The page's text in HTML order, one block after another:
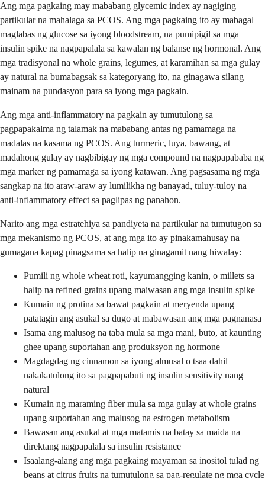
Ang mga pagkaing may mababang glycemic index ay nagiging
partikular na mahalaga sa PCOS. Ang mga pagkaing ito ay mabagal
maglabas ng glucose sa iyong bloodstream, na pumipigil sa mga
insulin spike na nagpapalala sa kawalan ng balanse ng hormonal. Ang
mga tradisyonal na whole grains, legumes, at karamihan sa mga gulay
ay natural na bumabagsak sa kategoryang ito, na ginagawa silang
mainam na pundasyon para sa iyong mga pagkain.
Ang mga anti-inflammatory na pagkain ay tumutulong sa
pagpapakalma ng talamak na mababang antas ng pamamaga na
madalas na kasama ng PCOS. Ang turmeric, luya, bawang, at
madahong gulay ay nagbibigay ng mga compound na nagpapababa ng
mga marker ng pamamaga sa iyong katawan. Ang pagsasama ng mga
sangkap na ito araw-araw ay lumilikha ng banayad, tuluy-tuloy na
anti-inflammatory effect sa paglipas ng panahon.
Narito ang mga estratehiya sa pandiyeta na partikular na tumutugon sa
mga mekanismo ng PCOS, at ang mga ito ay pinakamahusay na
gumagana kapag pinagsama sa halip na ginagamit nang hiwalay:
Pumili ng whole wheat roti, kayumangging kanin, o millets sa
halip na refined grains upang maiwasan ang mga insulin spike
Kumain ng protina sa bawat pagkain at meryenda upang
patatagin ang asukal sa dugo at mabawasan ang mga pagnanasa
Isama ang malusog na taba mula sa mga mani, buto, at kaunting
ghee upang suportahan ang produksyon ng hormone
Magdagdag ng cinnamon sa iyong almusal o tsaa dahil
nakakatulong ito sa pagpapabuti ng insulin sensitivity nang
natural
Kumain ng maraming fiber mula sa mga gulay at whole grains
upang suportahan ang malusog na estrogen metabolism
Bawasan ang asukal at mga matamis na batay sa maida na
direktang nagpapalala sa insulin resistance
Isaalang-alang ang mga pagkaing mayaman sa inositol tulad ng
beans at citrus fruits na tumutulong sa pag-regulate ng mga cycle